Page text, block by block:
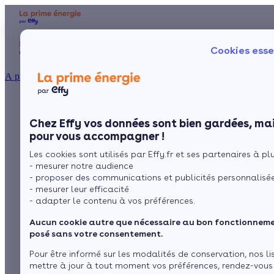
Cookies
Chez Effy vos données sont bien gardées,
pour vous accompagner !
Les cookies sont utilisés par Effy.fr et ses partenaires à
- mesurer notre audience
- proposer des communications et publicités
- mesurer leur efficacité
- adapter le contenu à vos préférences.
Aucun cookie autre que nécessaire au bon
posé sans votre consentement.
Pour être informé sur les modalités de conservation, nos
mettre à jour à tout moment vos préférences, rendez-
À propos
Le concept
Comment l'obtenir ?
Chauffage
Poêle à
Quels pellets choisir
pour alimenter un
poêle ou une
chaudière ?
parL’équipe de rédaction